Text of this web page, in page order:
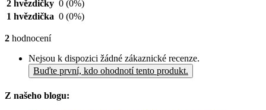
2 hvězdičky 0 (0%)
1 hvězdička 0 (0%)
2 hodnocení
Nejsou k dispozici žádné zákaznické recenze.
Buďte první, kdo ohodnotí tento produkt.
Z našeho blogu: